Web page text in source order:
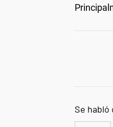
Se habló